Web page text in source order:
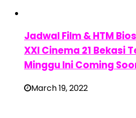
Jadwal Film & HTM
XXI Cinema 21 Bekasi
Minggu Ini Coming
March 19, 2022